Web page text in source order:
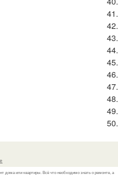
41.
42.
43.
44.
45.
46.
47.
48.
49.
50.
дома или квартиры. Всё что необходимо знать о ремонте, а